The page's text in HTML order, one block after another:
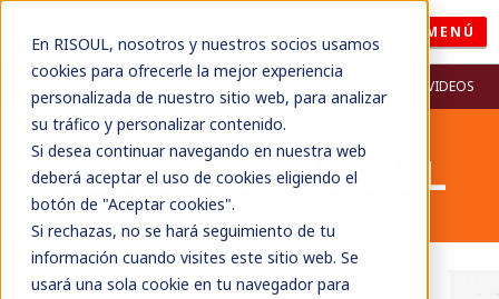
En RISOUL, nosotros y nuestros socios usamos
cookies para ofrecerle la mejor experiencia
personalizada de nuestro sitio web, para analizar
su tráfico y personalizar contenido.
Si desea continuar navegando en nuestra web
deberá aceptar el uso de cookies eligiendo el
botón de "Aceptar cookies".
Si rechazas, no se hará seguimiento de tu
información cuando visites este sitio web. Se
usará una sola cookie en tu navegador para
MENÚ
RECURSOS WEBINARS VIDEOS
BLOG DE RISOUL